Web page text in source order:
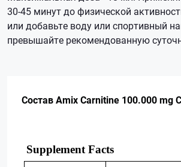
30-45 минут до физической
или добавьте воду или спортивный
превышайте рекомендованную
Состав Amix Carnitine 100.000 mg
Supplement Facts